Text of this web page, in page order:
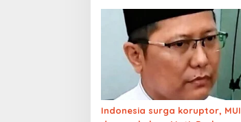
Indonesia surga koruptor, MUI